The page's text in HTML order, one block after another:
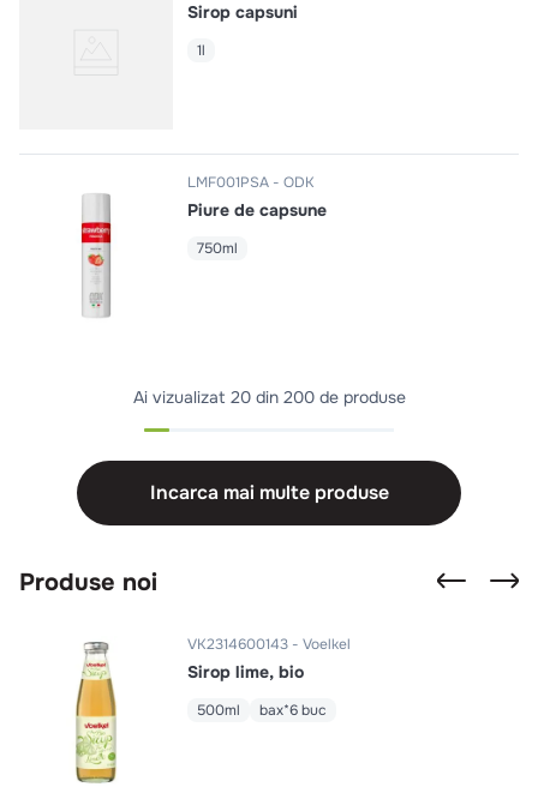
Sirop capsuni
1l
LMF001PSA ODK
Piure de capsune
750ml
Ai vizualizat 20 din 200 de produse
Incarca mai multe produse
Produse noi
VK2314600143 Voelkel
Sirop lime, bio
500ml bax*6 buc